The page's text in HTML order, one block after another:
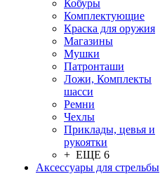
Кобуры
Комплектующие
Краска для оружия
Магазины
Мушки
Патронташи
Ложи, Комплекты
шасси
Ремни
Чехлы
Приклады, цевья и
рукоятки
+ ЕЩЕ 6
Аксессуары для стрельбы